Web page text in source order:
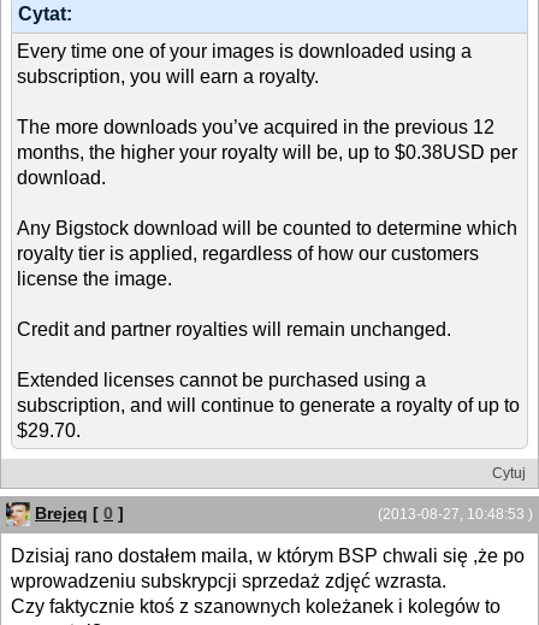
Cytat:
Every time one of your images is downloaded using a
subscription, you will earn a royalty.
The more downloads you’ve acquired in the previous 12
months, the higher your royalty will be, up to $0.38USD per
download.
Any Bigstock download will be counted to determine which
royalty tier is applied, regardless of how our customers
license the image.
Credit and partner royalties will remain unchanged.
Extended licenses cannot be purchased using a
subscription, and will continue to generate a royalty of up to
$29.70.
Cytuj
(2013-08-27, 10:48:53 )
Brejeq [ 0 ]
Dzisiaj rano dostałem maila, w którym BSP chwali się ,że po
wprowadzeniu subskrypcji sprzedaż zdjęć wzrasta.
Czy faktycznie ktoś z szanownych koleżanek i kolegów to